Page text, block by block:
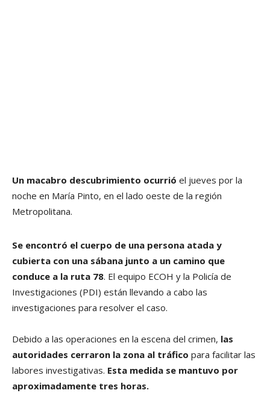
Un macabro descubrimiento ocurrió el jueves por la
noche en María Pinto, en el lado oeste de la región
Metropolitana.
Se encontró el cuerpo de una persona atada y
cubierta con una sábana junto a un camino que
conduce a la ruta 78. El equipo ECOH y la Policía de
Investigaciones (PDI) están llevando a cabo las
investigaciones para resolver el caso.
Debido a las operaciones en la escena del crimen, las
autoridades cerraron la zona al tráfico para facilitar las
labores investigativas. Esta medida se mantuvo por
aproximadamente tres horas.